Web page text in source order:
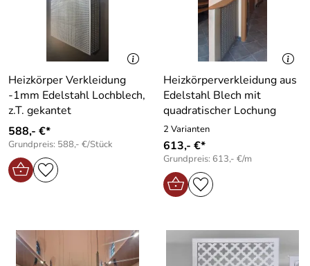
Heizkörper Verkleidung
-1mm Edelstahl Lochblech,
z.T. gekantet
588,- €*
Grundpreis: 588,- €/Stück
Heizkörperverkleidung aus
Edelstahl Blech mit
quadratischer Lochung
2 Varianten
613,- €*
Grundpreis: 613,- €/m